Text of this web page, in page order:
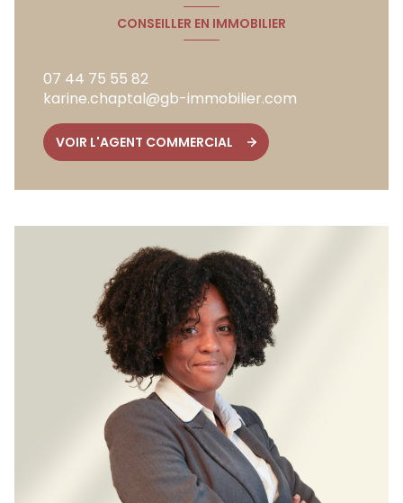
CONSEILLER EN IMMOBILIER
07 44 75 55 82
karine.chaptal@gb-immobilier.com
VOIR L'AGENT COMMERCIAL